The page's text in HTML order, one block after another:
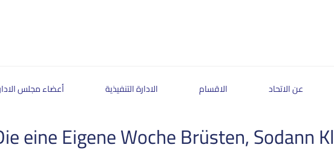
عن الاتحاد الاقسام الادارة التنفيذية أعضاء مجلس
eine Eigene Woche Brüsten, Sodann